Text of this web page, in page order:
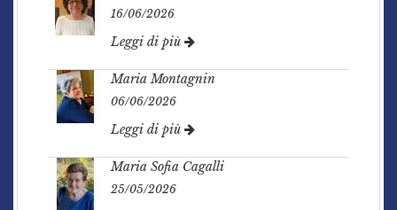
16/06/2026
Leggi di più
Maria Montagnin
06/06/2026
Leggi di più
Maria Sofia Cagalli
25/05/2026